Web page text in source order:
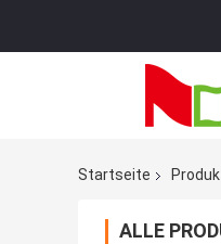
Startseite
ALLE